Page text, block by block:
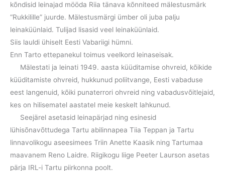
kõndisid leinajad mööda Riia tänava kõnniteed mälestusmärk
“Rukkilille” juurde. Mälestusmärgi ümber oli juba palju
leinaküünlaid. Tulijad lisasid veel leinaküünlaid.
Siis lauldi ühiselt Eesti Vabariigi hümni.
Enn Tarto ettepanekul toimus veelkord leinaseisak.
Mälestati ja leinati 1949. aasta küüditamise ohvreid, kõikide
küüditamiste ohvreid, hukkunud poliitvange, Eesti vabaduse
eest langenuid, kõiki punaterrori ohvreid ning vabadusvõitlejaid,
kes on hilisematel aastatel meie keskelt lahkunud.
Seejärel asetasid leinapärjad ning esinesid
lühisõnavõttudega Tartu abilinnapea Tiia Teppan ja Tartu
linnavolikogu aseesimees Triin Anette Kaasik ning Tartumaa
maavanem Reno Laidre. Riigikogu liige Peeter Laurson asetas
pärja IRL-i Tartu piirkonna poolt.